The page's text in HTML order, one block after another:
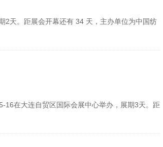
2天。距展会开幕还有 34 天，主办单位为中国纺
在大连自贸区国际会展中心举办，展期3天。距